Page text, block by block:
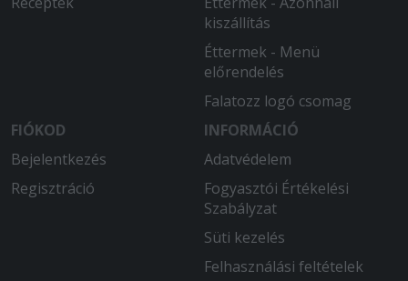
kiszállítás
Éttermek - Menü
előrendelés
Falatozz logó csomag
FIÓKOD
Bejelentkezés
Regisztráció
INFORMÁCIÓ
Adatvédelem
Fogyasztói Értékelési
Szabályzat
Süti kezelés
Felhasználási feltételek